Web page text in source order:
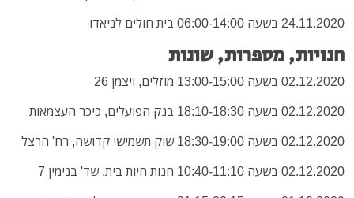
24.11.2020 בשעה 06:00-14:00 בית חולים לניאדו
חנויות, מספרות, שונות
02.12.2020 בשעה 13:00-15:00 מוזלים, ויצמן 26
02.12.2020 בשעה 18:10-18:30 בנק הפועלים, כיכר העצמאות
02.12.2020 בשעה 18:30-19:00 שוק תשמישי קדושה, רח' הרצל
02.12.2020 בשעה 10:40-11:10 חנות חיות בית, שד' בנימין 7